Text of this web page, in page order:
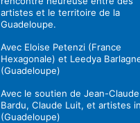
artistes et le territoire de la
Guadeloupe.
Avec Eloise Petenzi (France
Hexagonale) et Leedya
(Guadeloupe)
Avec le soutien de Jean-Claude
Bardu, Claude Luit, et artistes
(Guadeloupe)